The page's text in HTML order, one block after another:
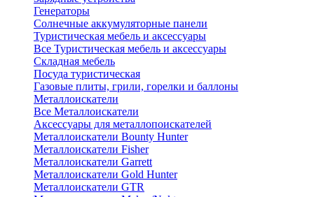
Генераторы
Солнечные аккумуляторные панели
Туристическая мебель и аксессуары
Все Туристическая мебель и аксессуары
Складная мебель
Посуда туристическая
Газовые плиты, грили, горелки и баллоны
Металлоискатели
Все Металлоискатели
Аксессуары для металлопоискателей
Металлоискатели Bounty Hunter
Металлоискатели Fisher
Металлоискатели Garrett
Металлоискатели Gold Hunter
Металлоискатели GTR